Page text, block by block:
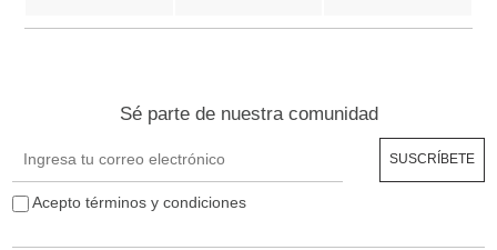
Sé parte de nuestra comunidad
Acepto términos y condiciones